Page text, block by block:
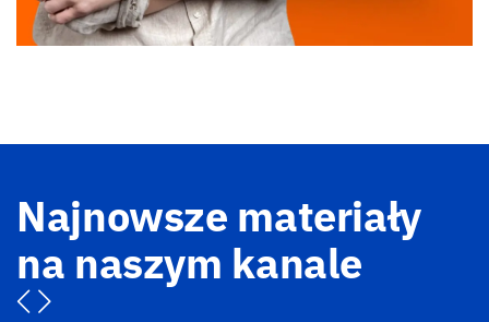
Najnowsze materiały
na naszym kanale